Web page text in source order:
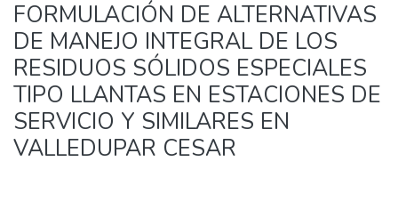
FORMULACIÓN DE ALTERNATIVAS
DE MANEJO INTEGRAL DE LOS
RESIDUOS SÓLIDOS ESPECIALES
TIPO LLANTAS EN ESTACIONES DE
SERVICIO Y SIMILARES EN
VALLEDUPAR CESAR